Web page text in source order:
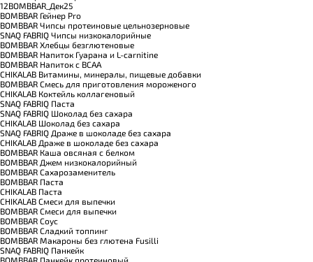
12BOMBBAR_Дек25
BOMBBAR Гейнер Pro
BOMBBAR Чипсы протеиновые цельнозерновые
SNAQ FABRIQ Чипсы низкокалорийные
BOMBBAR Хлебцы безглютеновые
BOMBBAR Напиток Гуарана и L-carnitine
BOMBBAR Напиток с BCAA
CHIKALAB Витамины, минералы, пищевые добавки
BOMBBAR Смесь для приготовления мороженого
CHIKALAB Коктейль коллагеновый
SNAQ FABRIQ Паста
SNAQ FABRIQ Шоколад без сахара
CHIKALAB Шоколад без сахара
SNAQ FABRIQ Драже в шоколаде без сахара
CHIKALAB Драже в шоколаде без сахара
BOMBBAR Каша овсяная с белком
BOMBBAR Джем низкокалорийный
BOMBBAR Сахарозаменитель
BOMBBAR Паста
CHIKALAB Паста
CHIKALAB Смеси для выпечки
BOMBBAR Смеси для выпечки
BOMBBAR Соус
BOMBBAR Сладкий топпинг
BOMBBAR Макароны без глютена Fusilli
SNAQ FABRIQ Панкейк
BOMBBAR Панкейк протеиновый